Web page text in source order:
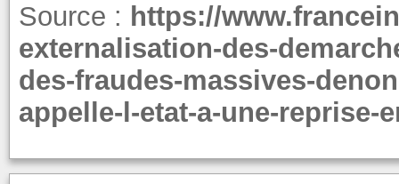
Source : https://
externalisation-des-
des-fraudes-massives-
appelle-l-etat-a-une-reprise-